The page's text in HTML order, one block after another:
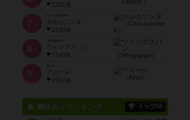
2201名
7 位
Carcassonne
カルカソンヌ
2190名
8 位
Wingspan
ウイングスパン
2149名
9 位
Azul
アズール
1903名
興味ありランキング トップ50